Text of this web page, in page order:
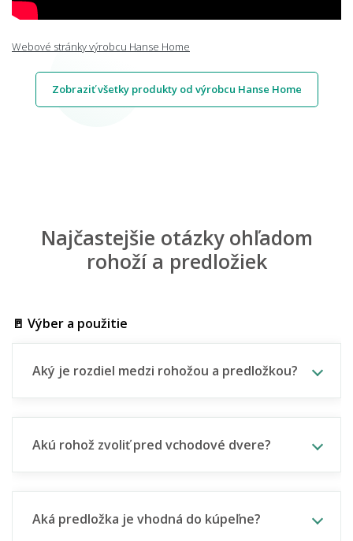
Webové stránky výrobcu Hanse Home
Zobraziť všetky produkty od výrobcu Hanse Home
Najčastejšie otázky ohľadom
rohoží a predložiek
🚪 Výber a použitie
Aký je rozdiel medzi rohožou a predložkou?
Akú rohož zvoliť pred vchodové dvere?
Aká predložka je vhodná do kúpeľne?